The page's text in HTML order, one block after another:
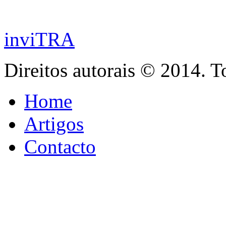
inviTRA
Direitos autorais © 2014.
Home
Artigos
Contacto